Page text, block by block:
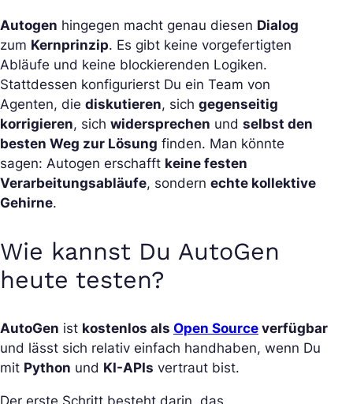
Autogen hingegen macht genau diesen Dialog
zum Kernprinzip. Es gibt keine vorgefertigten
Abläufe und keine blockierenden Logiken.
Stattdessen konfigurierst Du ein Team von
Agenten, die diskutieren, sich gegenseitig
korrigieren, sich widersprechen und selbst den
besten Weg zur Lösung finden. Man könnte
sagen: Autogen erschafft keine festen
Verarbeitungsabläufe, sondern echte kollektive
Gehirne.
Wie kannst Du AutoGen
heute testen?
AutoGen ist kostenlos als Open Source verfügbar
und lässt sich relativ einfach handhaben, wenn Du
mit Python und KI-APIs vertraut bist.
Der erste Schritt besteht darin, das